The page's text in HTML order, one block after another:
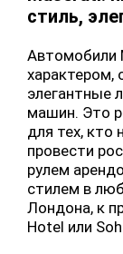
стиль,
Автомобили
характером,
элегантные
машин. Это
для тех, кто
провести
рулем
стилем в
Лондона, к
Hotel или